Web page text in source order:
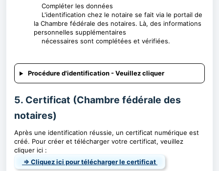
Compléter les données
L'identification chez le notaire se fait via le portail de
la Chambre fédérale des notaires. Là, des informations
personnelles supplémentaires
nécessaires sont complétées et vérifiées.
Procédure d'identification - Veuillez cliquer
5. Certificat (Chambre fédérale des
notaires)
Après une identification réussie, un certificat numérique est
créé. Pour créer et télécharger votre certificat, veuillez
cliquer ici :
⇒ Cliquez ici pour télécharger le certificat